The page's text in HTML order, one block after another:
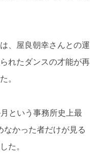
、屋良朝幸さんとの運
れたダンスの才能が再
。
という事務所史上最
かった者だけが見る
た。